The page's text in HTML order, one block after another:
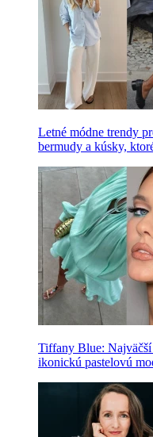
Letné módne trendy
bermudy a kúsky,
Tiffany Blue:
ikonickú pastelovú